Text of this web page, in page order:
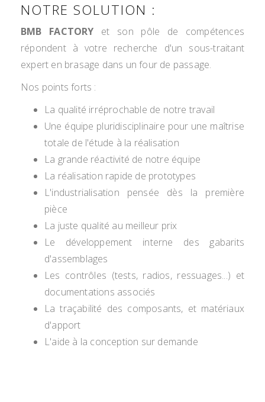
NOTRE SOLUTION :
BMB FACTORY et son pôle de compétences
répondent à votre recherche d'un sous-traitant
expert en brasage dans un four de passage.
Nos points forts :
La qualité irréprochable de notre travail
Une équipe pluridisciplinaire pour une maîtrise
totale de l'étude à la réalisation
La grande réactivité de notre équipe
La réalisation rapide de prototypes
L'industrialisation pensée dès la première
pièce
La juste qualité au meilleur prix
Le développement interne des gabarits
d'assemblages
Les contrôles (tests, radios, ressuages...) et
documentations associés
La traçabilité des composants, et matériaux
d'apport
L'aide à la conception sur demande